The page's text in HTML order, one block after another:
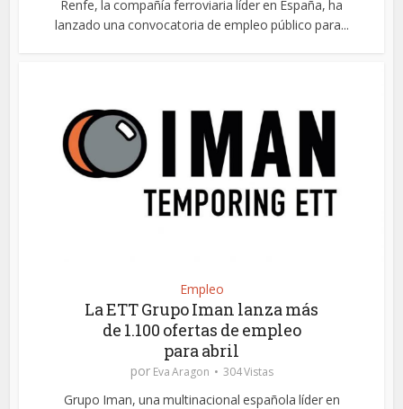
Renfe, la compañía ferroviaria líder en España, ha
lanzado una convocatoria de empleo público para...
Empleo
La ETT Grupo Iman lanza más
de 1.100 ofertas de empleo
para abril
por Eva Aragon 304 Vistas
Grupo Iman, una multinacional española líder en